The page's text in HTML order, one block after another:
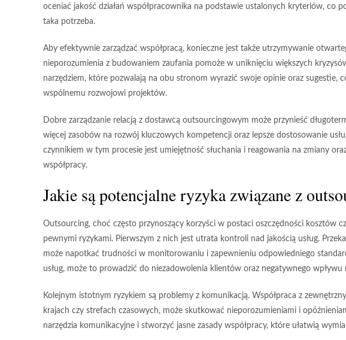
oceniać jakość działań współpracownika na podstawie ustalonych kryteriów, co
taka potrzeba.
Aby efektywnie zarządzać współpracą, konieczne jest także utrzymywanie
nieporozumienia z budowaniem zaufania pomoże w uniknięciu większych
narzędziem, które pozwalają na obu stronom wyrazić swoje opinie oraz sugestie,
wspólnemu rozwojowi projektów.
Dobre zarządzanie relacją z dostawcą outsourcingowym może przynieść
więcej zasobów na rozwój kluczowych kompetencji oraz lepsze dostosowanie
czynnikiem w tym procesie jest umiejętność słuchania i reagowania na zmiany
współpracy.
Jakie są potencjalne ryzyka związane z
Outsourcing, choć często przynoszący korzyści w postaci oszczędności kosztów
pewnymi ryzykami. Pierwszym z nich jest utrata kontroli nad jakością usług.
może napotkać trudności w monitorowaniu i zapewnieniu odpowiedniego
usług, może to prowadzić do niezadowolenia klientów oraz negatywnego
Kolejnym istotnym ryzykiem są problemy z komunikacją. Współpraca z
krajach czy strefach czasowych, może skutkować nieporozumieniami i
narzędzia komunikacyjne i stworzyć jasne zasady współpracy, które ułatwią